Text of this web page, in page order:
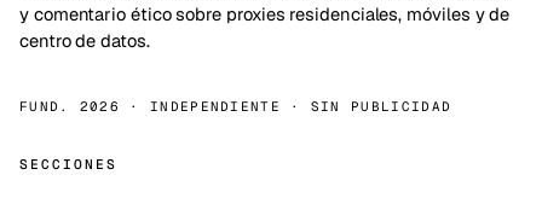
y comentario ético sobre proxies residenciales, móviles y de
centro de datos.
FUND. 2026 · INDEPENDIENTE · SIN PUBLICIDAD
SECCIONES